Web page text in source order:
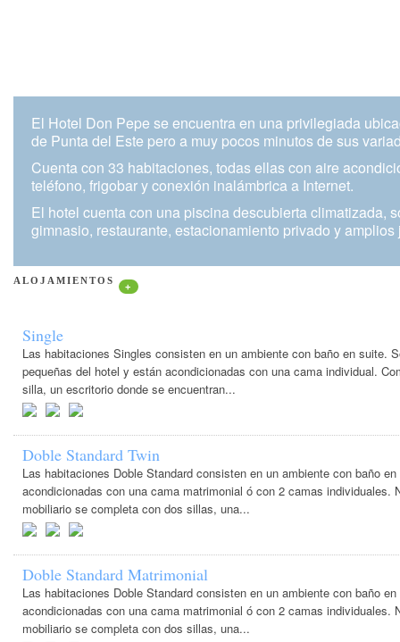
El Hotel Don Pepe se encuentra en una privilegiada
de Punta del Este pero a muy pocos minutos de sus
Cuenta con 33 habitaciones, todas ellas con aire
teléfono, frigobar y conexión inalámbrica a Internet.
El hotel cuenta con una piscina descubierta climatizada,
gimnasio, restaurante, estacionamiento privado y amplios
ALOJAMIENTOS
+
Single
Las habitaciones Singles consisten en un ambiente con baño en suite.
pequeñas del hotel y están acondicionadas con una cama individual.
silla, un escritorio donde se encuentran...
Doble Standard Twin
Las habitaciones Doble Standard consisten en un ambiente con baño
acondicionadas con una cama matrimonial ó con 2 camas individuales.
mobiliario se completa con dos sillas, una...
Doble Standard Matrimonial
Las habitaciones Doble Standard consisten en un ambiente con baño
acondicionadas con una cama matrimonial ó con 2 camas individuales.
mobiliario se completa con dos sillas, una...